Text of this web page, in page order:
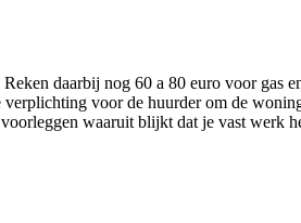
daarbij nog 60 a 80 euro voor gas
voor de huurder om de
waaruit blijkt dat je vast werk